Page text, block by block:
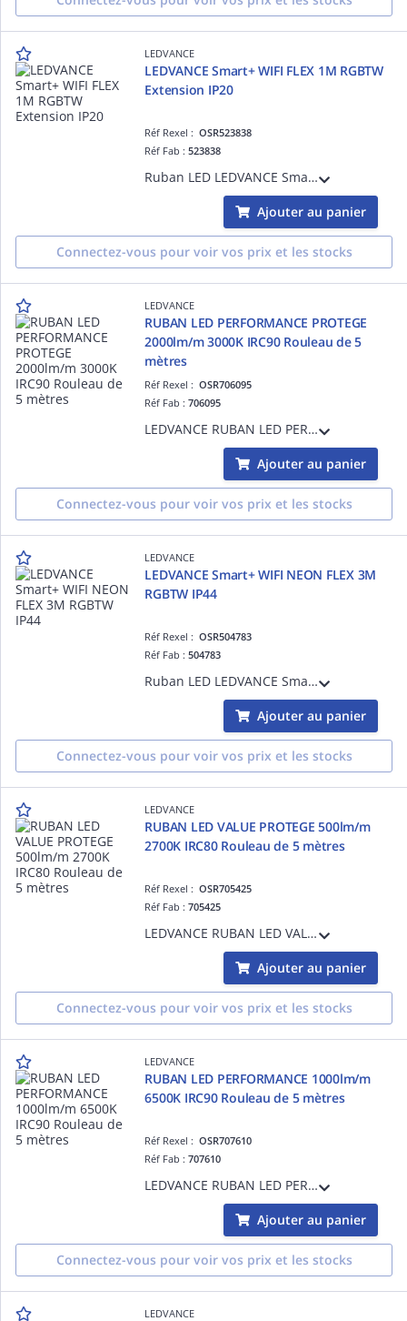
LEDVANCE
LEDVANCE Smart+ WIFI FLEX 1M RGBTW
Extension IP20
Réf Rexel :OSR523838
Réf Fab :523838
Ruban LED LEDVANCE Smart+ WIFI Intérieur IP20 - 3,60W - 320lm - RGBTW - 2000 .. 6500K - IRC>80 - 30000h - Contrôle via l'app Ledvance Smart+ WIFI - Compatible Google Home, Amazon Alexa
Ajouter au panier
Connectez-vous pour voir vos prix et les stocks
LEDVANCE
RUBAN LED PERFORMANCE PROTEGE
2000lm/m 3000K IRC90 Rouleau de 5
mètres
Réf Rexel :OSR706095
Réf Fab :706095
LEDVANCE RUBAN LED PERFORMANCE PROTEGE 2000lm/m 3000K IRC90 Rouleau de 5 mètres IP66 - 14,4 W/m - 50000 h (L70B50) - Garantie 5ans - Précâblé des 2 côtés - 5000 mmx10,0 mmx4,50 mm
Ajouter au panier
Connectez-vous pour voir vos prix et les stocks
LEDVANCE
LEDVANCE Smart+ WIFI NEON FLEX 3M
RGBTW IP44
Réf Rexel :OSR504783
Réf Fab :504783
Ruban LED LEDVANCE Smart+ WIFI Extérieur/Intérieur IP44 - 15,00W - 520lm - RGBTW - 2700..6500K - IRC>80 - 30000h - Contrôle via l'app Ledvance Smart+ WIFI - Compatible Google Home, Amazon Alexa
Ajouter au panier
Connectez-vous pour voir vos prix et les stocks
LEDVANCE
RUBAN LED VALUE PROTEGE 500lm/m
2700K IRC80 Rouleau de 5 mètres
Réf Rexel :OSR705425
Réf Fab :705425
LEDVANCE RUBAN LED VALUE PROTEGE 500lm/m 2700K IRC80 Rouleau de 5 mètres IP65 - 3,0 W/m - 30000 h (L70B50) - Garantie 3ans - Précâblé des 2 côtés - 5000 mmx10,0 mmx4,10 mm
Ajouter au panier
Connectez-vous pour voir vos prix et les stocks
LEDVANCE
RUBAN LED PERFORMANCE 1000lm/m
6500K IRC90 Rouleau de 5 mètres
Réf Rexel :OSR707610
Réf Fab :707610
LEDVANCE RUBAN LED PERFORMANCE 1000lm/m 6500K IRC90 Rouleau de 5 mètres - 8,1 W/m - 50000 h (L70B50) - Garantie 5ans - Précâblé des 2 côtés - 5000 mmx8,00 mmx1,40 mm
Ajouter au panier
Connectez-vous pour voir vos prix et les stocks
LEDVANCE